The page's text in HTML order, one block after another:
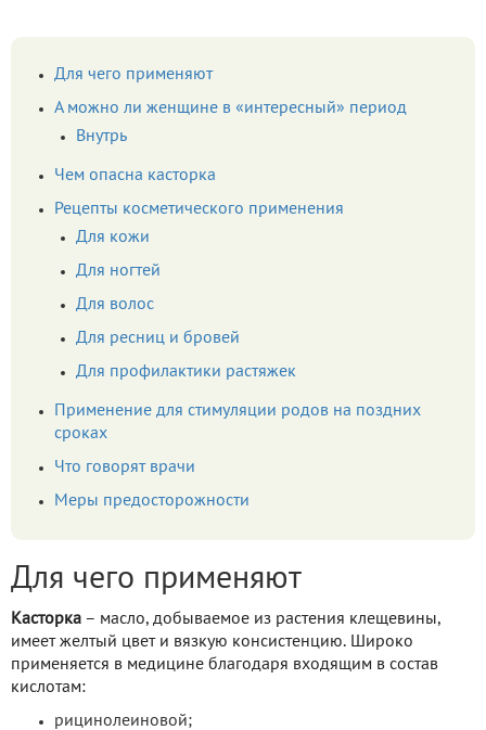
Для чего применяют
А можно ли женщине в «интересный» период
Внутрь
Чем опасна касторка
Рецепты косметического применения
Для кожи
Для ногтей
Для волос
Для ресниц и бровей
Для профилактики растяжек
Применение для стимуляции родов на поздних
сроках
Что говорят врачи
Меры предосторожности
Для чего применяют
Касторка – масло, добываемое из растения клещевины,
имеет желтый цвет и вязкую консистенцию. Широко
применяется в медицине благодаря входящим в состав
кислотам:
рицинолеиновой;